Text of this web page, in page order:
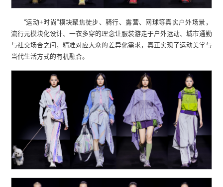
“运动+时尚”模块聚焦徒步、骑行、露营、网球等真实户外场景，
流行元模块化设计、一衣多穿的理念让服装游走于户外运动、城市通勤
与社交场合之间，精准对应大众的差异化需求，真正实现了运动美学与
当代生活方式的有机融合。